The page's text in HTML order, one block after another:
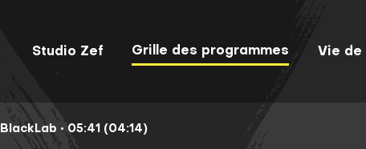
Studio Zef Grille des programmes Vie
BlackLab • 05:41 (04:14)